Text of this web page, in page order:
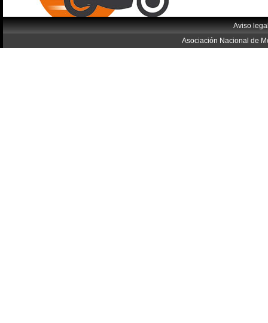
Aviso
Asociación Nacional de